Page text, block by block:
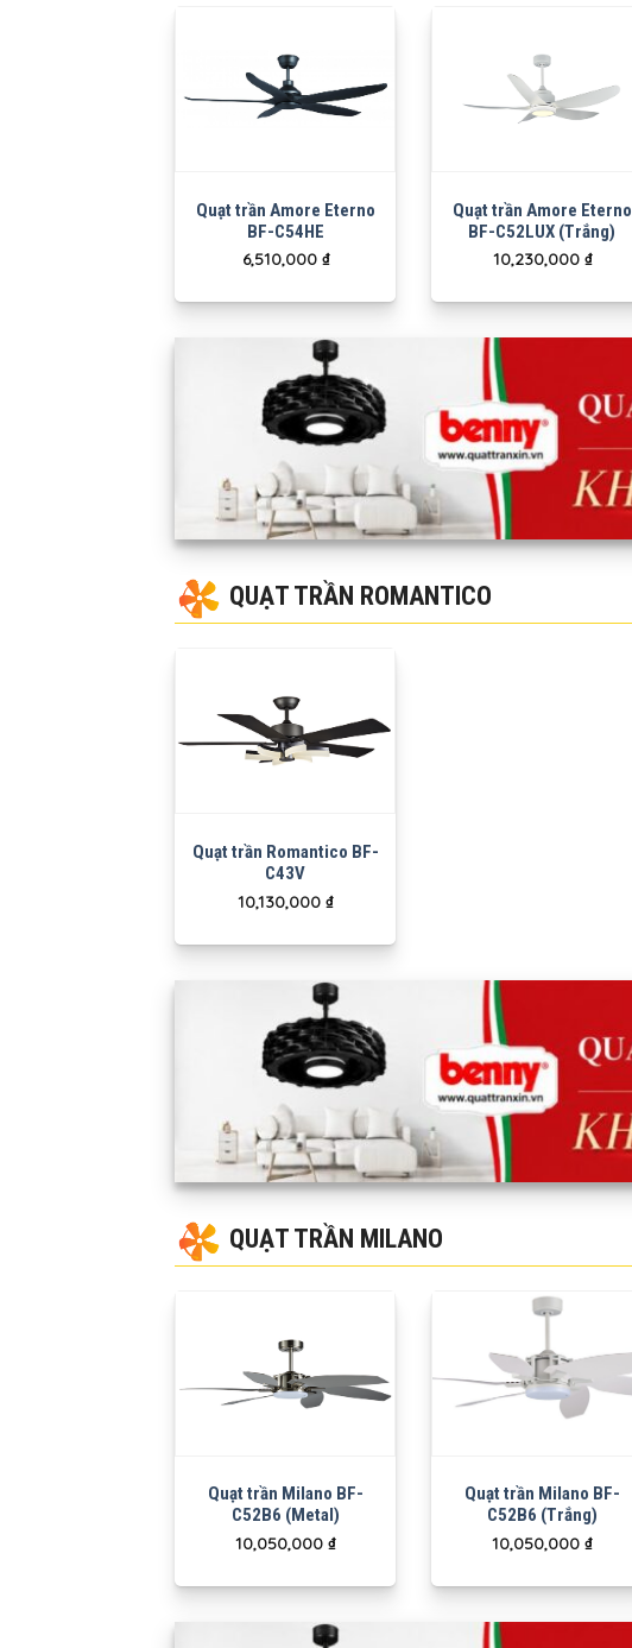
Quạt trần Amore Eterno
BF-C54HE
6,510,000 ₫
Quạt trần Amore Eterno
BF-C52LUX (Trắng)
10,230,000 ₫
QUẠT TRẦN ROMANTICO
Quạt trần Romantico BF-
C43V
10,130,000 ₫
QUẠT TRẦN MILANO
Quạt trần Milano BF-
C52B6 (Metal)
10,050,000 ₫
Quạt trần Milano BF-
C52B6 (Trắng)
10,050,000 ₫